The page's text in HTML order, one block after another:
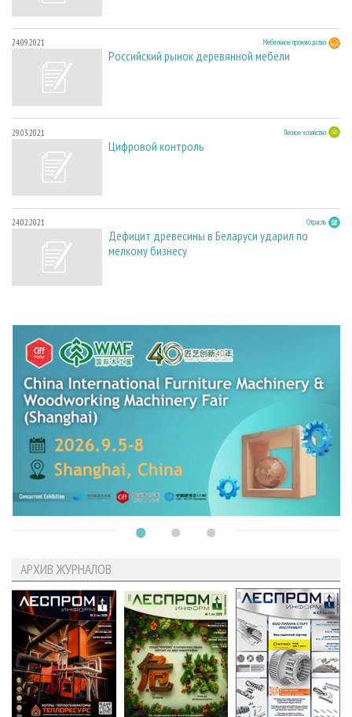
24.09.2021 Мебельное производство
Российский рынок деревянной мебели
29.03.2021 Лесное хозяйство
Цифровой контроль
24.02.2021 Отрасль
Дефицит древесины в Беларуси ударил по
мелкому бизнесу
АРХИВ ЖУРНАЛОВ